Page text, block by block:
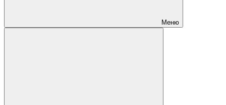
Меню